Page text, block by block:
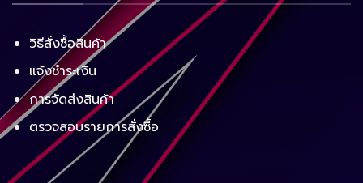
วิธีสั่งซื้อสินค้า
แจ้งชำระเงิน
การจัดส่งสินค้า
ตรวจสอบรายการสั่งซื้อ